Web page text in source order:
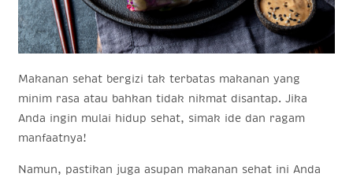
Makanan sehat bergizi tak terbatas makanan yang
minim rasa atau bahkan tidak nikmat disantap. Jika
Anda ingin mulai hidup sehat, simak ide dan ragam
manfaatnya!
Namun, pastikan juga asupan makanan sehat ini Anda